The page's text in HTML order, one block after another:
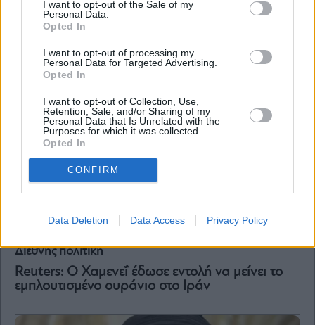
I want to opt-out of the Sale of my
Personal Data.
Opted In
I want to opt-out of processing my
Personal Data for Targeted Advertising.
Opted In
I want to opt-out of Collection, Use,
Retention, Sale, and/or Sharing of my
Personal Data that Is Unrelated with the
Purposes for which it was collected.
Opted In
CONFIRM
Data Deletion Data Access Privacy Policy
Ιράν: Ο Μοτζτάμπα Χαμενεΐ υπέστη μόνο
«επιφανειακά» τραύματα κατά την ισραηλινή
Διεθνής πολιτική
Reuters: Ο Χαμενεΐ έδωσε εντολή να μείνει το
εμπλουτισμένο ουράνιο στο Ιράν